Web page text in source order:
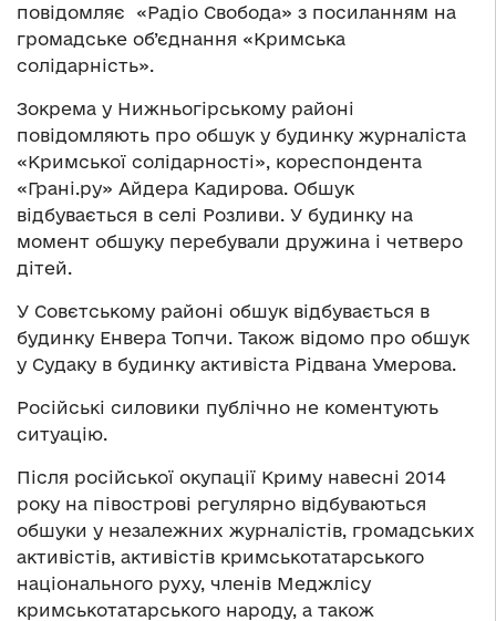
повідомляє «Радіо Свобода» з посиланням на
громадське об’єднання «Кримська
солідарність».
Зокрема у Нижньогірському районі
повідомляють про обшук у будинку журналіста
«Кримської солідарності», кореспондента
«Грані.ру» Айдера Кадирова. Обшук
відбувається в селі Розливи. У будинку на
момент обшуку перебували дружина і четверо
дітей.
У Совєтському районі обшук відбувається в
будинку Енвера Топчи. Також відомо про обшук
у Судаку в будинку активіста Рідвана Умерова.
Російські силовики публічно не коментують
ситуацію.
Після російської окупації Криму навесні 2014
року на півострові регулярно відбуваються
обшуки у незалежних журналістів, громадських
активістів, активістів кримськотатарського
національного руху, членів Меджлісу
кримськотатарського народу, а також